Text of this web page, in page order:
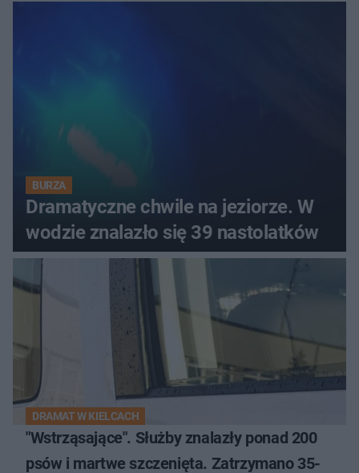
BURZA
Dramatyczne chwile na jeziorze. W
wodzie znalazło się 39 nastolatków
DRAMAT W KIELCACH
"Wstrząsające". Służby znalazły ponad 200
psów i martwe szczenięta. Zatrzymano 35-